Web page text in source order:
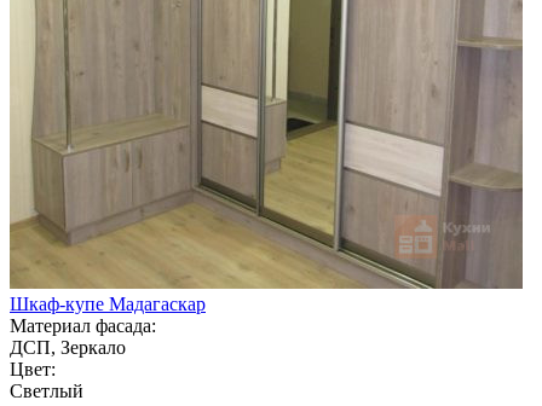
Шкаф-купе Мадагаскар
Материал фасада:
ДСП, Зеркало
Цвет:
Светлый